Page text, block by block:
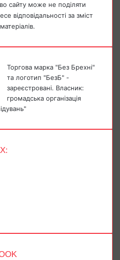
сайту може не поділяти
відповідальності за зміст
Торгова марка "Без Брехні"
та логотип "БезБ" -
зареєстровані. Власник:
громадська організація